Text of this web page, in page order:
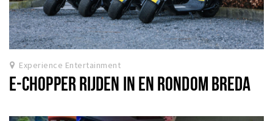
Experience Entertainment
E-CHOPPER RIJDEN IN EN RONDOM BREDA